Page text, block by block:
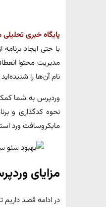
پایگاه خبری تحلیلی
نام آن‌ها را
وردپرس به شما کمک
نحوه کدگذاری و
مایکروسافت ورد
مزایای
در ادامه قصد داریم